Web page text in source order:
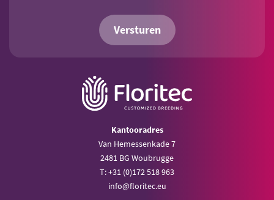
Versturen
Kantooradres
Van Hemessenkade 7
2481 BG Woubrugge
T: +31 (0)172 518 963
info@floritec.eu